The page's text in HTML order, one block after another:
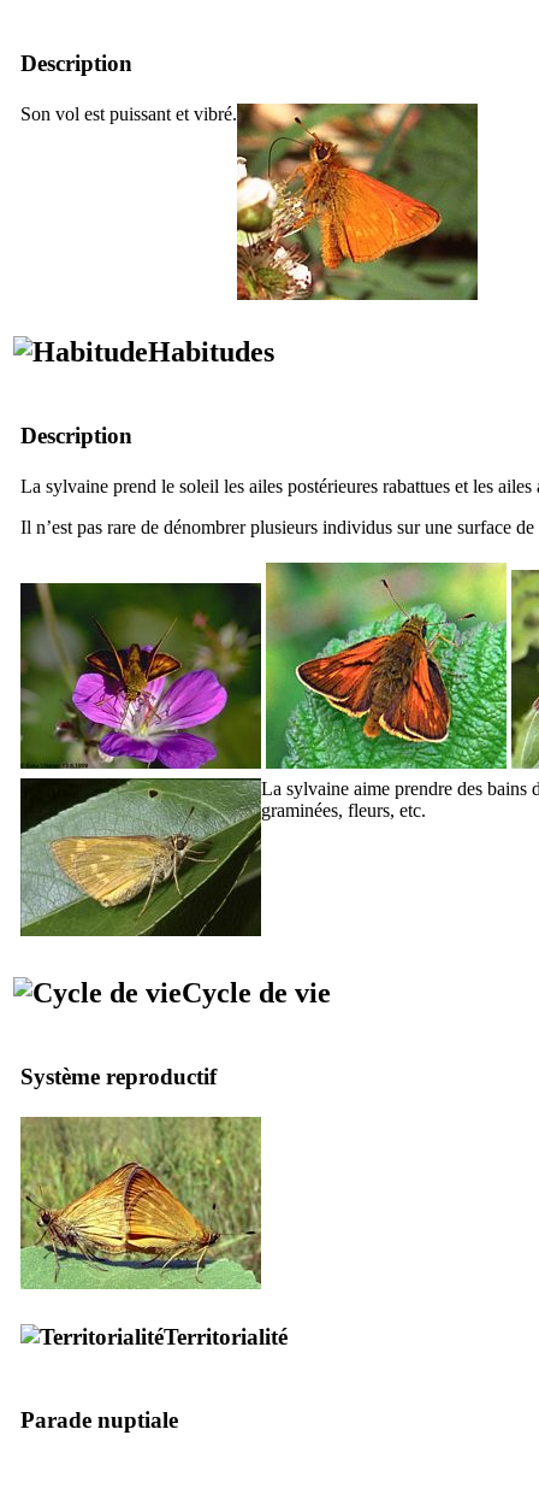
Description
Son vol est puissant et vibré.
Habitudes
Description
La sylvaine prend le soleil les ailes postérieures rabattues et les ailes
Il n’est pas rare de dénombrer plusieurs individus sur une surface de
La sylvaine aime prendre des bains
graminées, fleurs, etc.
Cycle de vie
Système reproductif
Territorialité
Parade nuptiale